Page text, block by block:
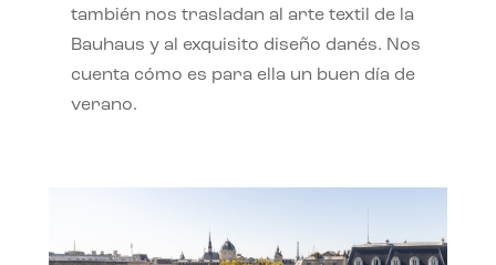
también nos trasladan al arte textil de la
Bauhaus y al exquisito diseño danés. Nos
cuenta cómo es para ella un buen día de
verano.